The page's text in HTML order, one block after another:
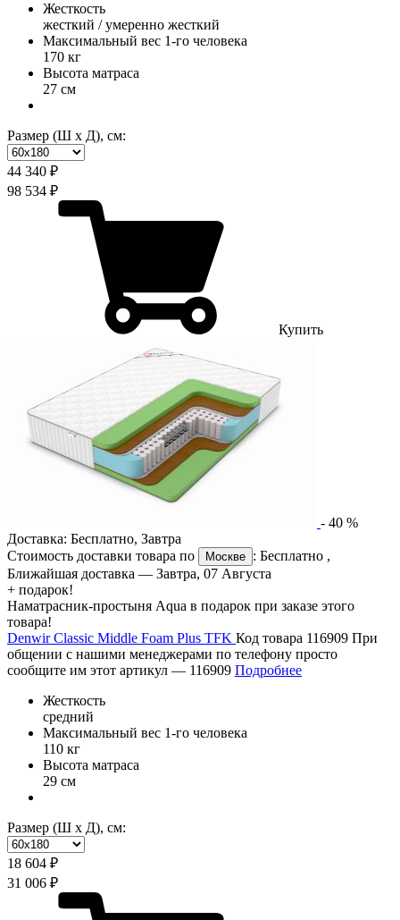
Жесткость
жесткий / умеренно жесткий
Максимальный вес 1-го человека
170 кг
Высота матраса
27 см
Размер (Ш х Д), см:
44 340 ₽
98 534 ₽
Купить
- 40 %
Доставка: Бесплатно, Завтра
Стоимость доставки товара по
Москве : Бесплатно ,
Ближайшая доставка — Завтра, 07 Августа
+ подарок!
Наматрасник-простыня Aqua в подарок при заказе этого
товара!
Denwir Classic Middle Foam Plus TFK Код товара 116909 При
общении с нашими менеджерами по телефону просто
сообщите им этот артикул — 116909 Подробнее
Жесткость
средний
Максимальный вес 1-го человека
110 кг
Высота матраса
29 см
Размер (Ш х Д), см:
18 604 ₽
31 006 ₽